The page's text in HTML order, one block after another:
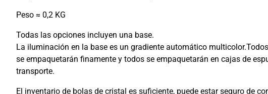
Peso ≈ 0,2 KG
Todas las opciones incluyen una base.
La iluminación en la base es un gradiente automático
se empaquetarán finamente y todos se empaquetarán en cajas de
transporte.
El inventario de bolas de cristal es suficiente, puede estar seguro de